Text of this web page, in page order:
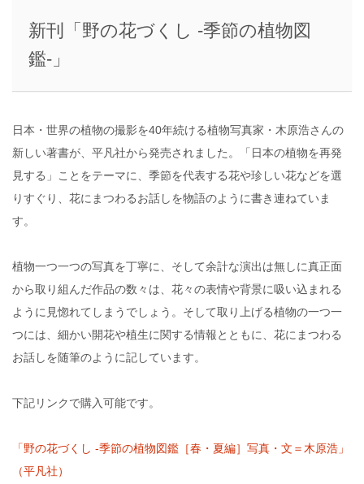
新刊「野の花づくし -季節の植物図
鑑-」
日本・世界の植物の撮影を40年続ける植物写真家・木原浩さんの
新しい著書が、平凡社から発売されました。「日本の植物を再発
見する」ことをテーマに、季節を代表する花や珍しい花などを選
りすぐり、花にまつわるお話しを物語のように書き連ねていま
す。
植物一つ一つの写真を丁寧に、そして余計な演出は無しに真正面
から取り組んだ作品の数々は、花々の表情や背景に吸い込まれる
ように見惚れてしまうでしょう。そして取り上げる植物の一つ一
つには、細かい開花や植生に関する情報とともに、花にまつわる
お話しを随筆のように記しています。
下記リンクで購入可能です。
「野の花づくし -季節の植物図鑑［春・夏編］写真・文＝木原浩」
（平凡社）